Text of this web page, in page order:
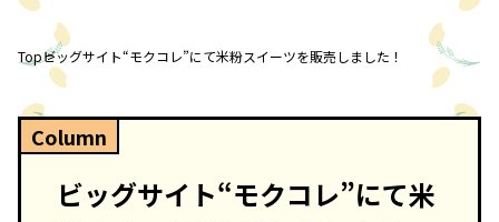
Topビッグサイト“モクコレ”にて米粉スイーツを販売しました！
Column
ビッグサイト“モクコレ”にて米